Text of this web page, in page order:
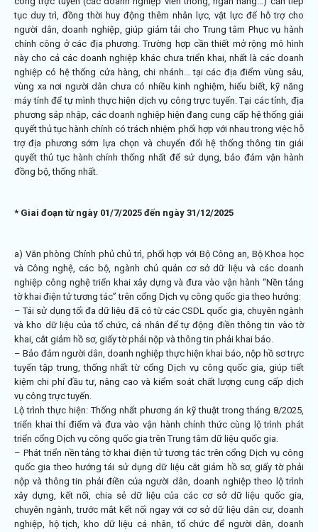
tục duy trì, đồng thời huy động thêm nhân lực, vật lực để hỗ trợ cho
người dân, doanh nghiệp, giúp giảm tải cho Trung tâm Phục vụ hành
chính công ở các địa phương. Trường hợp cần thiết mở rộng mô hình
này cho cả các doanh nghiệp khác chưa triển khai, nhất là các doanh
nghiệp có hệ thống cửa hàng, chi nhánh… tại các địa điểm vùng sâu,
vùng xa nơi người dân chưa có nhiều kinh nghiệm, hiểu biết, kỹ năng
máy tính để tự mình thực hiện dịch vụ công trực tuyến. Tại các tỉnh, địa
phương sáp nhập, các doanh nghiệp hiện đang cung cấp hệ thống giải
quyết thủ tục hành chính có trách nhiệm phối hợp với nhau trong việc hỗ
trợ địa phương sớm lựa chọn và chuyển đổi hệ thống thông tin giải
quyết thủ tục hành chính thống nhất để sử dụng, bảo đảm vận hành
đồng bộ, thống nhất.
* Giai đoạn từ ngày 01/7/2025 đến ngày 31/12/2025
a) Văn phòng Chính phủ chủ trì, phối hợp với Bộ Công an, Bộ Khoa học
và Công nghệ, các bộ, ngành chủ quản cơ sở dữ liệu và các doanh
nghiệp công nghệ triển khai xây dựng và đưa vào vận hành “Nền tảng
tờ khai điện tử tương tác” trên cổng Dịch vụ công quốc gia theo hướng:
– Tái sử dụng tối đa dữ liệu đã có từ các CSDL quốc gia, chuyên ngành
và kho dữ liệu của tổ chức, cá nhân để tự động điền thông tin vào tờ
khai, cắt giảm hồ sơ, giấy tờ phải nộp và thông tin phải khai báo.
– Bảo đảm người dân, doanh nghiệp thực hiện khai báo, nộp hồ sơ trực
tuyến tập trung, thống nhất từ cổng Dịch vụ công quốc gia, giúp tiết
kiệm chi phí đầu tư, nâng cao và kiểm soát chất lượng cung cấp dịch
vụ công trực tuyến.
Lộ trình thực hiện: Thống nhất phương án kỹ thuật trong tháng 8/2025,
triển khai thí điểm và đưa vào vận hành chính thức cùng lộ trình phát
triển cổng Dịch vụ công quốc gia trên Trung tâm dữ liệu quốc gia.
– Phát triển nền tảng tờ khai điện tử tương tác trên cổng Dịch vụ công
quốc gia theo hướng tái sử dụng dữ liệu cắt giảm hồ sơ, giấy tờ phải
nộp và thông tin phải điền của người dân, doanh nghiệp theo lộ trình
xây dựng, kết nối, chia sẻ dữ liệu của các cơ sở dữ liệu quốc gia,
chuyên ngành, trước mắt kết nối ngay với cơ sở dữ liệu dân cư, doanh
nghiệp, hộ tịch, kho dữ liệu cá nhân, tổ chức để người dân, doanh